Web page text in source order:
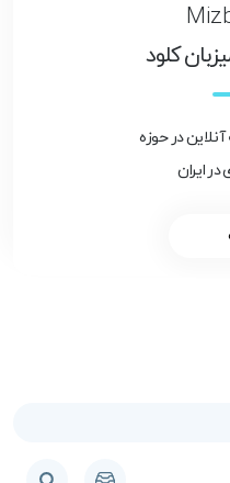
کلود
در حوزه
در ایران